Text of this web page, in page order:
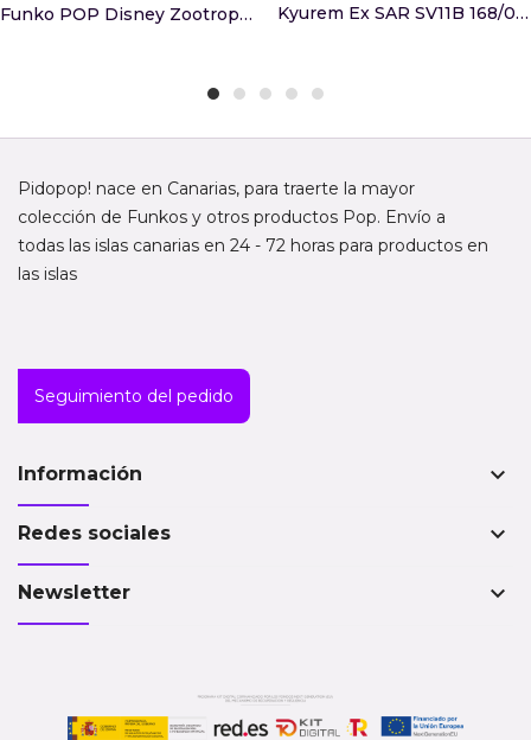
Funko POP Disney Zootropolis 2 Nick Wilde 1653
Kyurem Ex SAR SV11B 168/086 (JP)
Pidopop! nace en Canarias, para traerte la mayor
colección de Funkos y otros productos Pop. Envío a
todas las islas canarias en 24 - 72 horas para productos en
las islas
Seguimiento del pedido
Información keyboard_arrow_down
Redes sociales keyboard_arrow_down
Newsletter keyboard_arrow_down